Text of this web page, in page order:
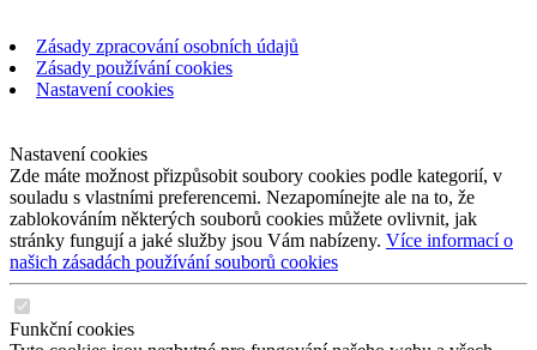
Zásady zpracování osobních údajů
Zásady používání cookies
Nastavení cookies
Nastavení cookies
Zde máte možnost přizpůsobit soubory cookies podle kategorií, v
souladu s vlastními preferencemi. Nezapomínejte ale na to, že
zablokováním některých souborů cookies můžete ovlivnit, jak
stránky fungují a jaké služby jsou Vám nabízeny. Více informací o
našich zásadách používání souborů cookies
Funkční cookies